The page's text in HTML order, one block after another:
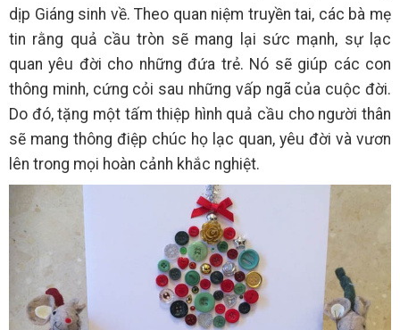
dịp Giáng sinh về. Theo quan niệm truyền tai, các bà mẹ
tin rằng quả cầu tròn sẽ mang lại sức mạnh, sự lạc
quan yêu đời cho những đứa trẻ. Nó sẽ giúp các con
thông minh, cứng cỏi sau những vấp ngã của cuộc đời.
Do đó, tặng một tấm thiệp hình quả cầu cho người thân
sẽ mang thông điệp chúc họ lạc quan, yêu đời và vươn
lên trong mọi hoàn cảnh khắc nghiệt.